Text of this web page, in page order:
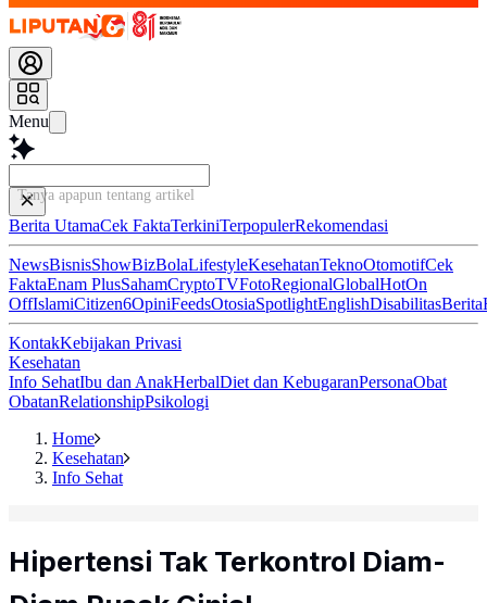
Menu
Tanya apapun tentang artikel ini...
Berita UtamaCek FaktaTerkiniTerpopulerRekomendasi
NewsBisnisShowBizBolaLifestyleKesehatanTeknoOtomotifCek
FaktaEnam PlusSahamCryptoTVFotoRegionalGlobalHotOn
OffIslamiCitizen6OpiniFeedsOtosiaSpotlightEnglishDisabilitasBerita
KontakKebijakan Privasi
Kesehatan
Info SehatIbu dan AnakHerbalDiet dan KebugaranPersonaObat
ObatanRelationshipPsikologi
Home
Kesehatan
Info Sehat
Hipertensi Tak Terkontrol Diam-